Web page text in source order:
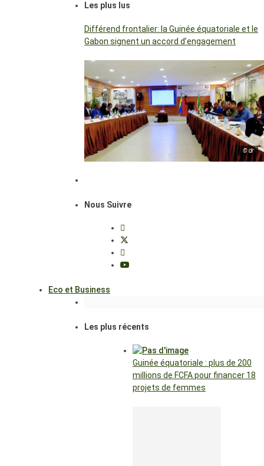
Les plus lus
Différend frontalier: la Guinée équatoriale et le
Gabon signent un accord d’engagement
© dr
Nous Suivre
Eco et Business
Les plus récents
Guinée équatoriale : plus de 200
millions de FCFA pour financer 18
projets de femmes